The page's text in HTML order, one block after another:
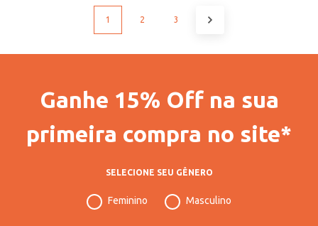
1 2 3
Ganhe 15% Off na sua
primeira compra no site*
SELECIONE SEU GÊNERO
Feminino Masculino